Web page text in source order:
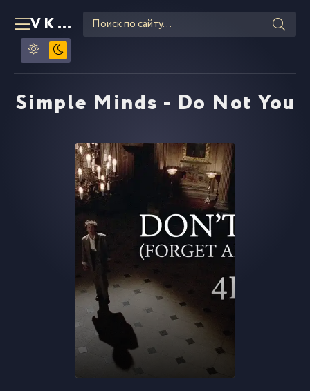
VKLIPE RU
Simple Minds - Do Not You